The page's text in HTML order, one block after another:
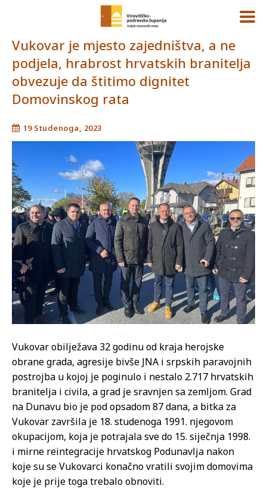
Vukovar je mjesto zajedništva, a ne
podjela, hrabrost hrvatskih branitelja
obvezuje da štitimo dignitet
Domovinskog rata
19 Studenoga, 2023
Vukovar obilježava 32 godinu od kraja herojske
obrane grada, agresije bivše JNA i srpskih paravojnih
postrojba u kojoj je poginulo i nestalo 2.717 hrvatskih
branitelja i civila, a grad je sravnjen sa zemljom. Grad
na Dunavu bio je pod opsadom 87 dana, a bitka za
Vukovar završila je 18. studenoga 1991. njegovom
okupacijom, koja je potrajala sve do 15. siječnja 1998.
i mirne reintegracije hrvatskog Podunavlja nakon
koje su se Vukovarci konačno vratili svojim domovima
koje je prije toga trebalo obnoviti.